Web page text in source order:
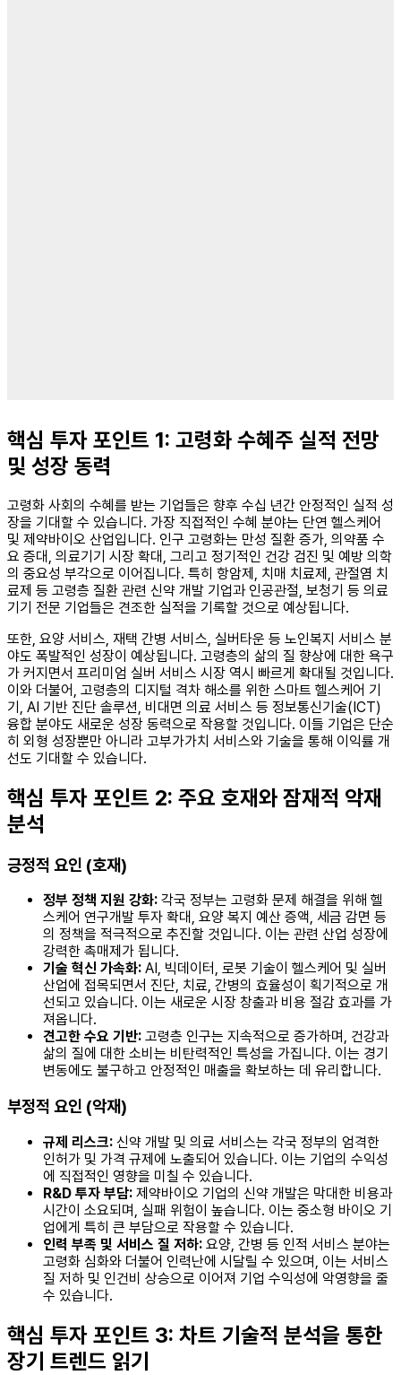
핵심 투자 포인트 1: 고령화 수혜주 실적 전망
및 성장 동력
고령화 사회의 수혜를 받는 기업들은 향후 수십 년간 안정적인 실적 성
장을 기대할 수 있습니다. 가장 직접적인 수혜 분야는 단연 헬스케어
및 제약바이오 산업입니다. 인구 고령화는 만성 질환 증가, 의약품 수
요 증대, 의료기기 시장 확대, 그리고 정기적인 건강 검진 및 예방 의학
의 중요성 부각으로 이어집니다. 특히 항암제, 치매 치료제, 관절염 치
료제 등 고령층 질환 관련 신약 개발 기업과 인공관절, 보청기 등 의료
기기 전문 기업들은 견조한 실적을 기록할 것으로 예상됩니다.
또한, 요양 서비스, 재택 간병 서비스, 실버타운 등 노인복지 서비스 분
야도 폭발적인 성장이 예상됩니다. 고령층의 삶의 질 향상에 대한 욕구
가 커지면서 프리미엄 실버 서비스 시장 역시 빠르게 확대될 것입니다.
이와 더불어, 고령층의 디지털 격차 해소를 위한 스마트 헬스케어 기
기, AI 기반 진단 솔루션, 비대면 의료 서비스 등 정보통신기술(ICT)
융합 분야도 새로운 성장 동력으로 작용할 것입니다. 이들 기업은 단순
히 외형 성장뿐만 아니라 고부가가치 서비스와 기술을 통해 이익률 개
선도 기대할 수 있습니다.
핵심 투자 포인트 2: 주요 호재와 잠재적 악재
분석
긍정적 요인 (호재)
정부 정책 지원 강화: 각국 정부는 고령화 문제 해결을 위해 헬
스케어 연구개발 투자 확대, 요양 복지 예산 증액, 세금 감면 등
의 정책을 적극적으로 추진할 것입니다. 이는 관련 산업 성장에
강력한 촉매제가 됩니다.
기술 혁신 가속화: AI, 빅데이터, 로봇 기술이 헬스케어 및 실버
산업에 접목되면서 진단, 치료, 간병의 효율성이 획기적으로 개
선되고 있습니다. 이는 새로운 시장 창출과 비용 절감 효과를 가
져옵니다.
견고한 수요 기반: 고령층 인구는 지속적으로 증가하며, 건강과
삶의 질에 대한 소비는 비탄력적인 특성을 가집니다. 이는 경기
변동에도 불구하고 안정적인 매출을 확보하는 데 유리합니다.
부정적 요인 (악재)
규제 리스크: 신약 개발 및 의료 서비스는 각국 정부의 엄격한
인허가 및 가격 규제에 노출되어 있습니다. 이는 기업의 수익성
에 직접적인 영향을 미칠 수 있습니다.
R&D 투자 부담: 제약바이오 기업의 신약 개발은 막대한 비용과
시간이 소요되며, 실패 위험이 높습니다. 이는 중소형 바이오 기
업에게 특히 큰 부담으로 작용할 수 있습니다.
인력 부족 및 서비스 질 저하: 요양, 간병 등 인적 서비스 분야는
고령화 심화와 더불어 인력난에 시달릴 수 있으며, 이는 서비스
질 저하 및 인건비 상승으로 이어져 기업 수익성에 악영향을 줄
수 있습니다.
핵심 투자 포인트 3: 차트 기술적 분석을 통한
장기 트렌드 읽기